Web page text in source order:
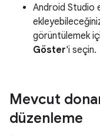
Android Studio
ekleyebileceğiniz
görüntülemek
Göster'i seçin.
Mevcut
düzenleme